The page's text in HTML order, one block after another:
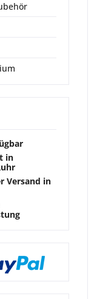
in
Versand in